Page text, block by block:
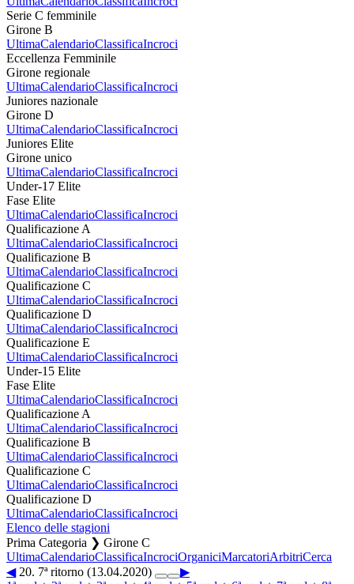
Serie C femminile
Girone B
UltimaCalendarioClassificaIncroci
Eccellenza Femminile
Girone regionale
UltimaCalendarioClassificaIncroci
Juniores nazionale
Girone D
UltimaCalendarioClassificaIncroci
Juniores Elite
Girone unico
UltimaCalendarioClassificaIncroci
Under-17 Elite
Fase Elite
UltimaCalendarioClassificaIncroci
Qualificazione A
UltimaCalendarioClassificaIncroci
Qualificazione B
UltimaCalendarioClassificaIncroci
Qualificazione C
UltimaCalendarioClassificaIncroci
Qualificazione D
UltimaCalendarioClassificaIncroci
Qualificazione E
UltimaCalendarioClassificaIncroci
Under-15 Elite
Fase Elite
UltimaCalendarioClassificaIncroci
Qualificazione A
UltimaCalendarioClassificaIncroci
Qualificazione B
UltimaCalendarioClassificaIncroci
Qualificazione C
UltimaCalendarioClassificaIncroci
Qualificazione D
UltimaCalendarioClassificaIncroci
Elenco delle stagioni
Prima Categoria ❯ Girone C
UltimaCalendarioClassificaIncrociOrganiciMarcatoriArbitriCerca
◀20. 7ª ritorno (13.04.2020)
▶